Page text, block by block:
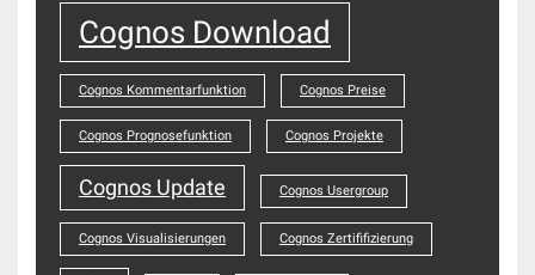
Cognos Download
Cognos Kommentarfunktion Cognos Preise
Cognos Prognosefunktion Cognos Projekte
Cognos Update Cognos Usergroup
Cognos Visualisierungen Cognos Zertififizierung